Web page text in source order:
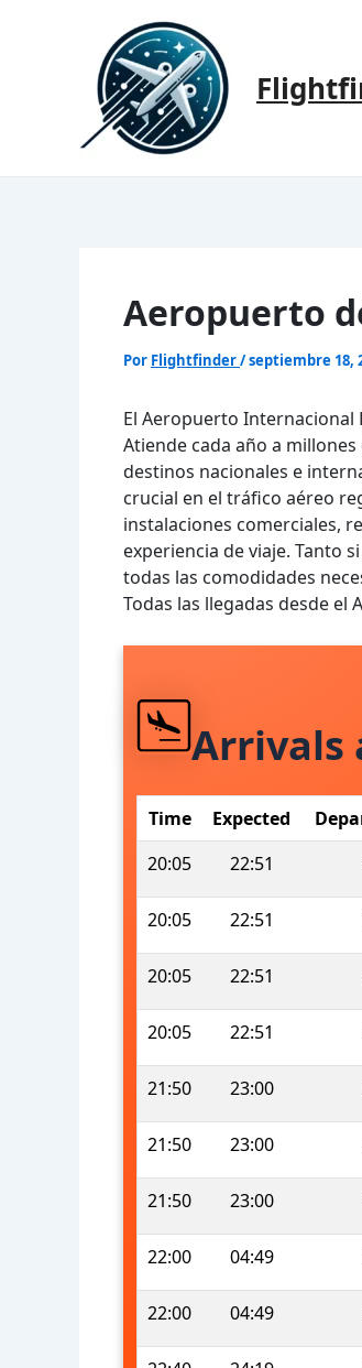
Aeropuerto
Por Flightfinder/septiembre 18,
El Aeropuerto Internacional
Atiende cada año a
destinos nacionales e
crucial en el tráfico aéreo
instalaciones comerciales,
experiencia de viaje. Tanto
todas las comodidades
Todas las llegadas desde el
Arrivals
Time Expected
20:05
22:51
20:05 22:51
20:05 22:51
20:05 22:51
21:50 23:00
21:50 23:00
21:50 23:00
22:00 04:49
22:00 04:49